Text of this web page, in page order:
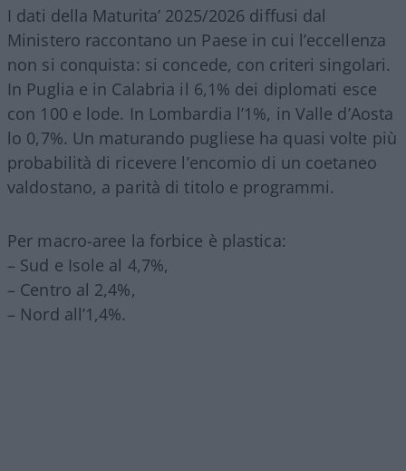
I dati della Maturita’ 2025/2026 diffusi dal
Ministero raccontano un Paese in cui l’eccellenza
non si conquista: si concede, con criteri singolari.
In Puglia e in Calabria il 6,1% dei diplomati esce
con 100 e lode. In Lombardia l’1%, in Valle d’Aosta
lo 0,7%. Un maturando pugliese ha quasi volte più
probabilità di ricevere l’encomio di un coetaneo
valdostano, a parità di titolo e programmi.
Per macro-aree la forbice è plastica:
– Sud e Isole al 4,7%,
– Centro al 2,4%,
– Nord all’1,4%.